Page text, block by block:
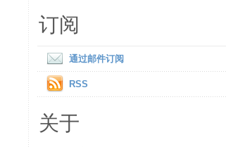
订阅
通过邮件订阅
RSS
关于